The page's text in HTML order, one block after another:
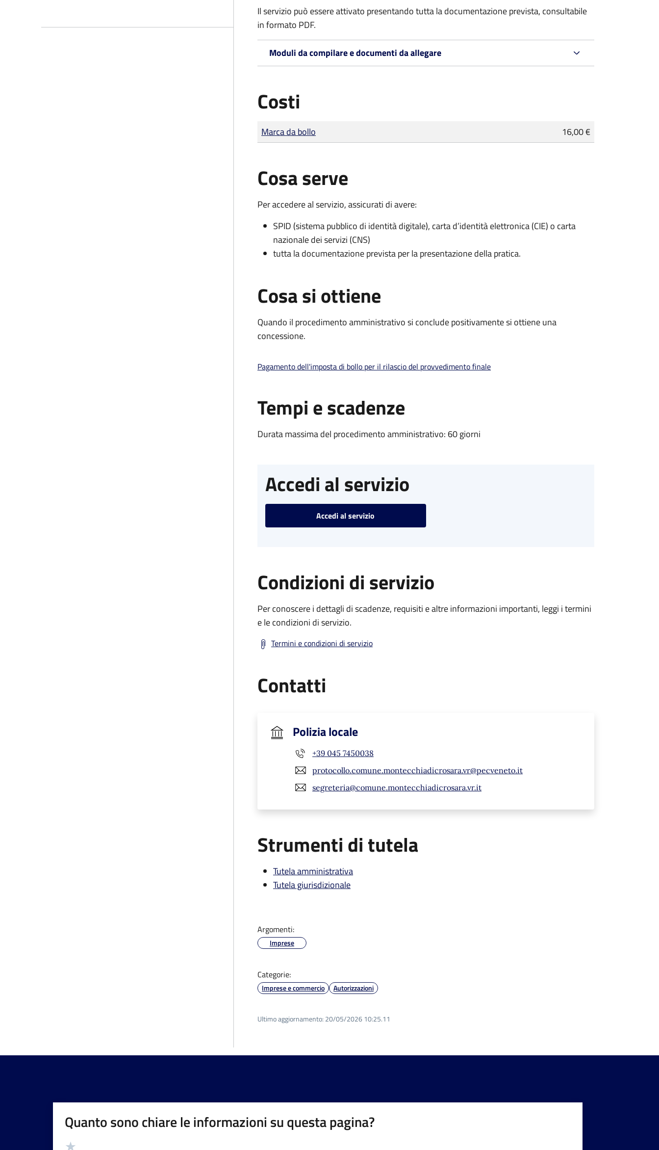
Il servizio può essere attivato presentando tutta la documentazione prevista, consultabile
in formato PDF.
Moduli da compilare e documenti da allegare
Costi
Tipo di pagamento
Importo
Marca da bollo 16,00 €
Cosa serve
Per accedere al servizio, assicurati di avere:
SPID (sistema pubblico di identità digitale), carta d’identità elettronica (CIE) o carta
nazionale dei servizi (CNS)
tutta la documentazione prevista per la presentazione della pratica.
Cosa si ottiene
Quando il procedimento amministrativo si conclude positivamente si ottiene una
concessione.
Pagamento dell'imposta di bollo per il rilascio del provvedimento finale
Tempi e scadenze
Durata massima del procedimento amministrativo: 60 giorni
Accedi al servizio
Accedi al servizio
Condizioni di servizio
Per conoscere i dettagli di scadenze, requisiti e altre informazioni importanti, leggi i termini
e le condizioni di servizio.
Termini e condizioni di servizio
Contatti
Polizia locale
+39 045 7450038
protocollo.comune.montecchiadicrosara.vr@pecveneto.it
segreteria@comune.montecchiadicrosara.vr.it
Strumenti di tutela
Tutela amministrativa
Tutela giurisdizionale
Argomenti:
Imprese
Categorie:
Imprese e commercio Autorizzazioni
Ultimo aggiornamento: 20/05/2026 10:25.11
Quanto sono chiare le informazioni su questa pagina?
Valutazione